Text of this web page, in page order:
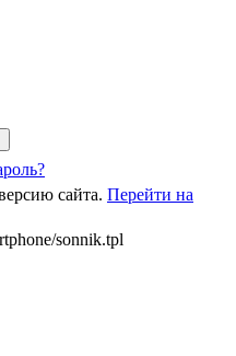
сайта. Перейти на
sonnik.tpl